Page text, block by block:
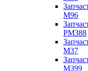
M96
PM388
M37
M399